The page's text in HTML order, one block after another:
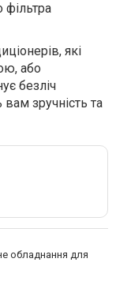
фільтра
які
або
безліч
вам зручність та
обладнання для